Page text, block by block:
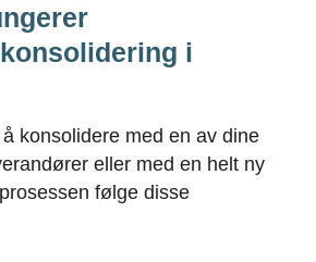
i
konsolidere med en av dine
eller med en helt ny
følge disse